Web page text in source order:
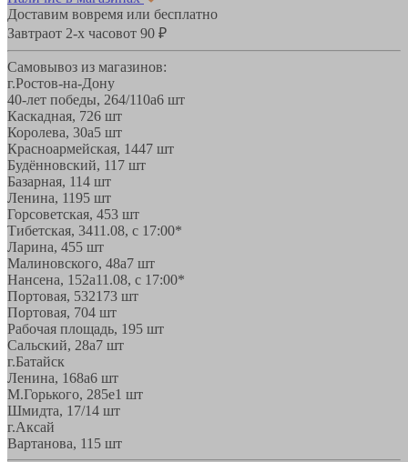
Доставим вовремя или бесплатно
Завтраот 2-х часовот 90 ₽
Самовывоз из магазинов:
г.Ростов-на-Дону
40-лет победы, 264/110а6 шт
Каскадная, 726 шт
Королева, 30а5 шт
Красноармейская, 1447 шт
Будённовский, 11 7 шт
Базарная, 114 шт
Ленина, 1195 шт
Горсоветская, 453 шт
Тибетская, 3411.08, с 17:00*
Ларина, 455 шт
Малиновского, 48а7 шт
Нансена, 152а11.08, с 17:00*
Портовая, 532173 шт
Портовая, 704 шт
Рабочая площадь, 195 шт
Сальский, 28a7 шт
г.Батайск
Ленина, 168а6 шт
М.Горького, 285е1 шт
Шмидта, 17/14 шт
г.Аксай
Вартанова, 11 5 шт